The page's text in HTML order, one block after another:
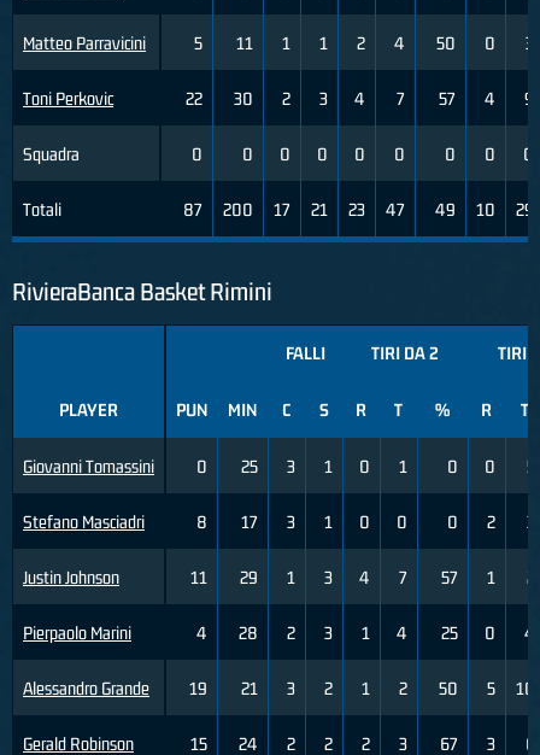
Matteo Parravicini
Toni Perkovic
Squadra
Totali
5 11 1 1 2 4 50 0 3
22 30 2 3 4 7 57 4 9
0 0 0 0 0 0 0 0 0
87 200 17 21 23 47 49 10 29
RivieraBanca Basket Rimini
PLAYER
Giovanni Tomassini
Stefano Masciadri
Justin Johnson
Pierpaolo Marini
Alessandro Grande
Gerald Robinson
FALLI TIRI DA 2 TIRI
PUN MIN C S R T % R T
0 25 3 1 0 1 0 0 5
8 17 3 1 0 0 0 2 3
11 29 1 3 4 7 57 1 2
4 28 2 3 1 4 25 0 4
19 21 3 2 1 2 50 5 10
15 24 2 2 2 3 67 3 6